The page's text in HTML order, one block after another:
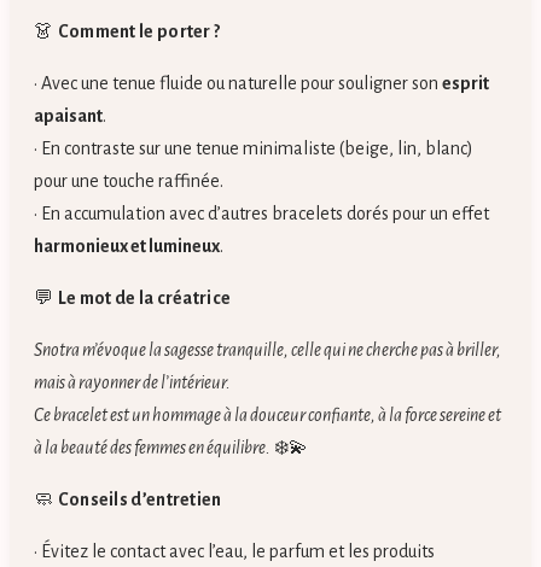
👗 Comment le porter ?
• Avec une tenue fluide ou naturelle pour souligner son esprit
apaisant.
• En contraste sur une tenue minimaliste (beige, lin, blanc)
pour une touche raffinée.
• En accumulation avec d’autres bracelets dorés pour un effet
harmonieux et lumineux.
💬 Le mot de la créatrice
Snotra m’évoque la sagesse tranquille, celle qui ne cherche pas à briller,
mais à rayonner de l’intérieur.
Ce bracelet est un hommage à la douceur confiante, à la force sereine et
à la beauté des femmes en équilibre. ❄️💫
🧼 Conseils d’entretien
• Évitez le contact avec l’eau, le parfum et les produits